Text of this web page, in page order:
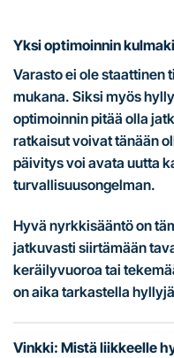
Yksi optimoinnin
Varasto ei ole staattinen
mukana. Siksi myös
optimoinnin pitää olla
ratkaisut voivat tänään
päivitys voi avata uutta
turvallisuusongelman.
Hyvä nyrkkisääntö on
jatkuvasti siirtämään
keräilyvuoroa tai
on aika tarkastella
Vinkki: Mistä liikkeelle